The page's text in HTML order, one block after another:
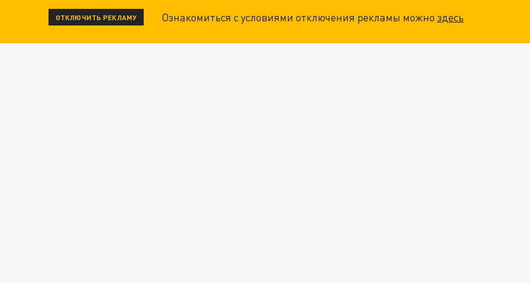
ОТКЛЮЧИТЬ РЕКЛАМУ Ознакомиться с условиями отключения рекламы можноздесь